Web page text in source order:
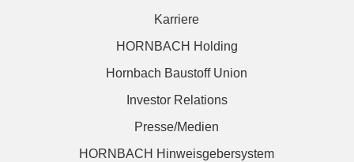
Karriere
HORNBACH Holding
Hornbach Baustoff Union
Investor Relations
Presse/Medien
HORNBACH Hinweisgebersystem